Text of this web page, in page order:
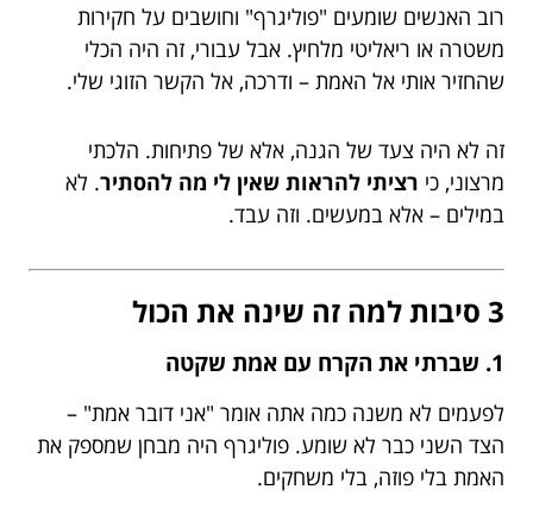
רוב האנשים שומעים "פוליגרף" וחושבים על חקירות
משטרה או ריאליטי מלחיץ. אבל עבורי, זה היה הכלי
שהחזיר אותי אל האמת – ודרכה, אל הקשר הזוגי שלי.
זה לא היה צעד של הגנה, אלא של פתיחות. הלכתי
מרצוני, כי רציתי להראות שאין לי מה להסתיר. לא
במילים – אלא במעשים. וזה עבד.
3 סיבות למה זה שינה את הכול
1. שברתי את הקרח עם אמת שקטה
לפעמים לא משנה כמה אתה אומר "אני דובר אמת" –
הצד השני כבר לא שומע. פוליגרף היה מבחן שמספק את
האמת בלי פוזה, בלי משחקים.